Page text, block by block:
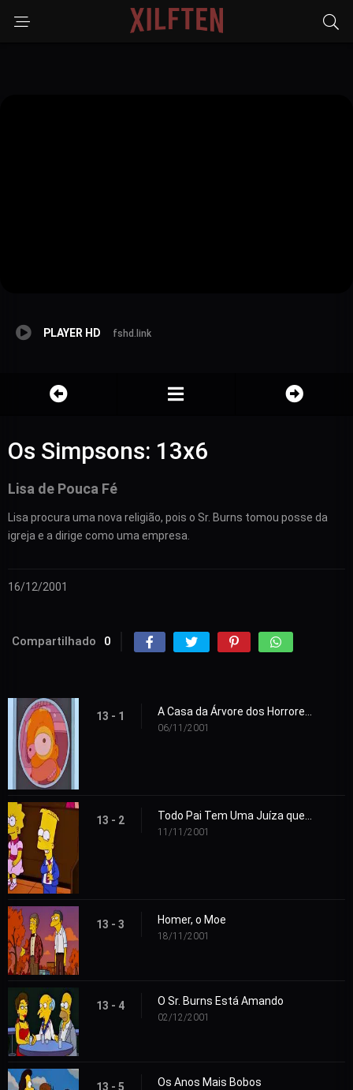
PLAYER HD fshd.link
Os Simpsons: 13x6
Lisa de Pouca Fé
Lisa procura uma nova religião, pois o Sr. Burns tomou posse da
igreja e a dirige como uma empresa.
16/12/2001
Compartilhado 0
13 - 1
06/11/2001
13 - 2
11/11/2001
13 - 3 Homer, o Moe
18/11/2001
13 - 4 O Sr. Burns Está Amando
02/12/2001
13 - 5 Os Anos Mais Bobos